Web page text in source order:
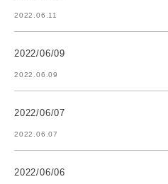
2022.06.11
2022/06/09
2022.06.09
2022/06/07
2022.06.07
2022/06/06